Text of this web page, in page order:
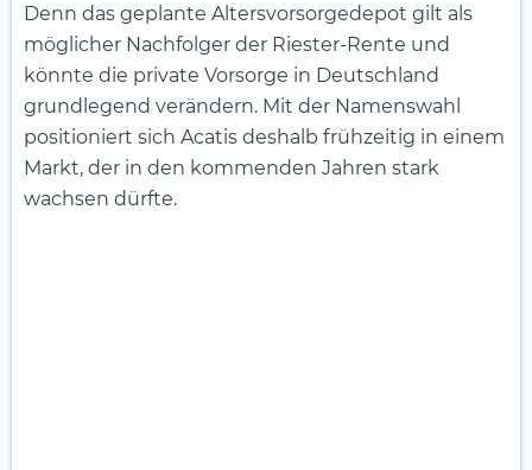
Denn das geplante Altersvorsorgedepot gilt als
möglicher Nachfolger der Riester-Rente und
könnte die private Vorsorge in Deutschland
grundlegend verändern. Mit der Namenswahl
positioniert sich Acatis deshalb frühzeitig in einem
Markt, der in den kommenden Jahren stark
wachsen dürfte.